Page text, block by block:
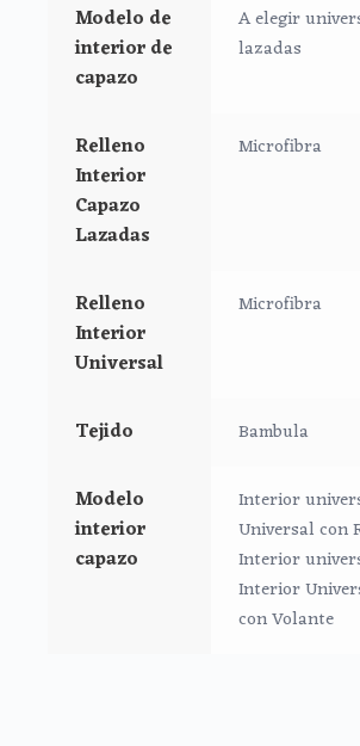
Medidas:
Largo: 76 cm
Alto: 23 cm
Interior universal Lazadas:
*En tejido bambula plumeti.
*Lazos laterales para atar a los lados.
Medidas:
Largo: 73 cm
Ancho: 32 cm
Modelo de
interior de
capazo
A elegir
lazadas
Relleno
Interior
Capazo
Lazadas
Microfibra
Relleno
Interior
Universal
Microfibra
Tejido Bambula
Modelo
interior
capazo
Interior
Universal con
Interior
Interior
con Volante